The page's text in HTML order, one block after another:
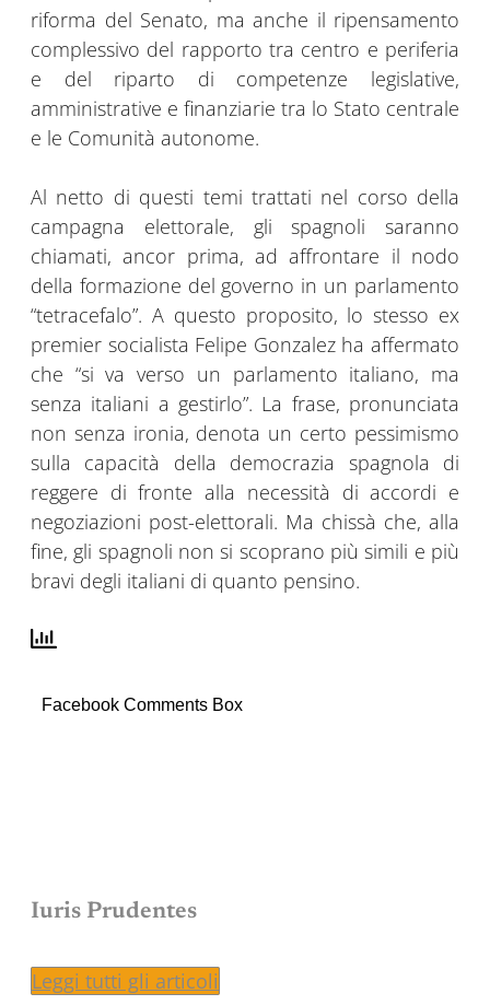
riforma del Senato, ma anche il ripensamento
complessivo del rapporto tra centro e periferia
e del riparto di competenze legislative,
amministrative e finanziarie tra lo Stato centrale
e le Comunità autonome.
Al netto di questi temi trattati nel corso della
campagna elettorale, gli spagnoli saranno
chiamati, ancor prima, ad affrontare il nodo
della formazione del governo in un parlamento
“tetracefalo”. A questo proposito, lo stesso ex
premier socialista Felipe Gonzalez ha affermato
che “si va verso un parlamento italiano, ma
senza italiani a gestirlo”. La frase, pronunciata
non senza ironia, denota un certo pessimismo
sulla capacità della democrazia spagnola di
reggere di fronte alla necessità di accordi e
negoziazioni post-elettorali. Ma chissà che, alla
fine, gli spagnoli non si scoprano più simili e più
bravi degli italiani di quanto pensino.
Facebook Comments Box
Iuris Prudentes
Leggi tutti gli articoli